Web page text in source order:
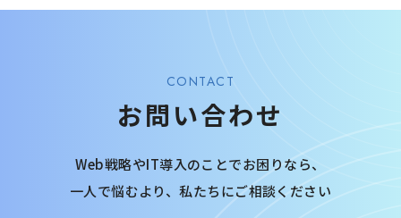
CONTACT
お問い合わせ
Web戦略やIT導入のことでお困りなら、
一人で悩むより、私たちにご相談ください